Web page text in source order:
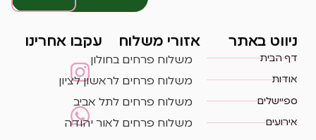
ניווט באתר
דף הבית
אודות
ספיישלים
אירועים
אזורי משלוח
משלוח פרחים בחולון
משלוח פרחים לראשון לציון
משלוח פרחים לתל אביב
משלוח פרחים לאור יהודה
עקבו אחרינו